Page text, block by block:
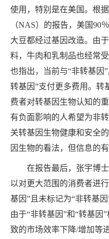
使用，特别是在美国。根据
（NAS）的报告，美国90
大豆都经过基因改造。由
料，牛肉和乳制品也经常
也指出，当前与“非转基因”
转基因”支付更多费用。转
费者对转基因生物认知的
有负面影响的人希望为非
关转基因生物健康和安全
因生物的看法，但信息的
在报告最后，张宇博
以对更大范围的消费者进
基因” 且未标记为“非转基因
由于“非转基因”和“转基因”
致的市场效率下降/增加等